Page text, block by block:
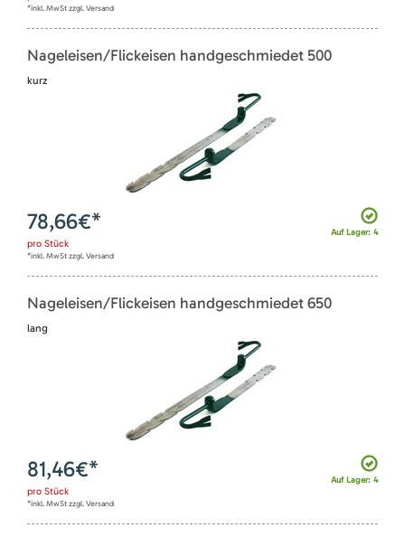
*inkl. MwSt zzgl. Versand
Nageleisen/Flickeisen handgeschmiedet 500
kurz
Auf Lager: 4
78,66€*
pro Stück
*inkl. MwSt zzgl. Versand
Nageleisen/Flickeisen handgeschmiedet 650
lang
Auf Lager: 4
81,46€*
pro Stück
*inkl. MwSt zzgl. Versand